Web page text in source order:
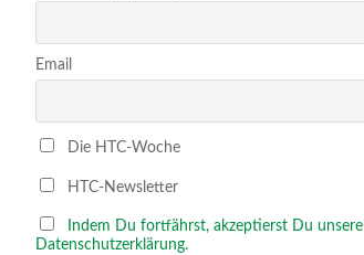
Email
Die HTC-Woche
HTC-Newsletter
Indem Du fortfährst, akzeptierst Du unsere
Datenschutzerklärung.